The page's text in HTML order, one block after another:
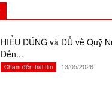
HIỂU ĐÚNG và ĐỦ về Quỹ
Đến...
Chạm đến trái tim 13/05/2026